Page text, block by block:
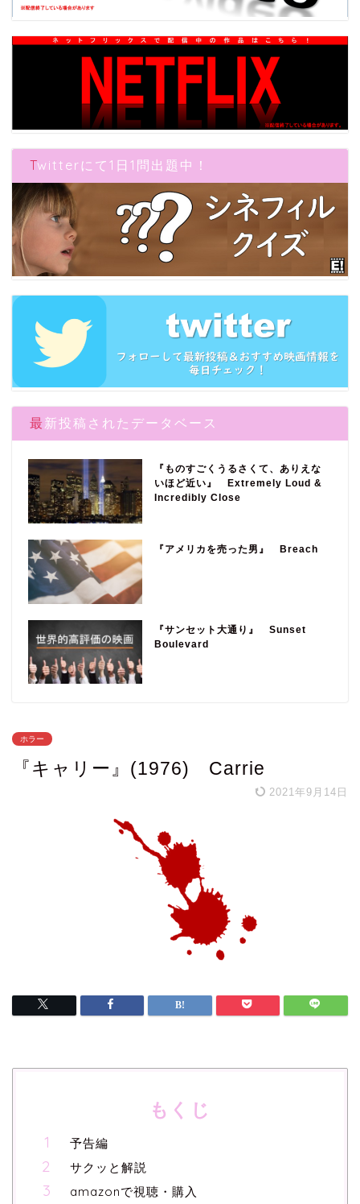
Twitterにて1日1問出題中！
最新投稿されたデータベース
『ものすごくうるさくて、ありえな
いほど近い』 Extremely Loud &
Incredibly Close
『アメリカを売った男』 Breach
『サンセット大通り』 Sunset
Boulevard
ホラー
『キャリー』(1976) Carrie
2021年9月14日
もくじ
予告編
サクッと解説
amazonで視聴・購入